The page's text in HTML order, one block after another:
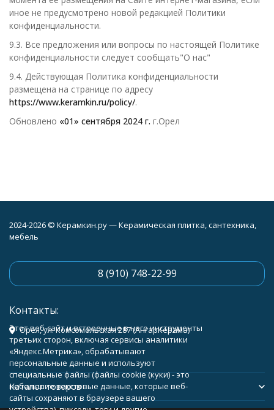
иное не предусмотрено новой редакцией Политики
конфиденциальности.
9.3. Все предложения или вопросы по настоящей Политике
конфиденциальности следует сообщать"О нас"
9.4. Действующая Политика конфиденциальности
размещена на странице по адресу
https://www.keramkin.ru/policy/.
Обновлено «01» сентября 2024 г. г.Орел
2024-2026 © Керамкин.ру — Керамическая плитка, сантехника,
мебель
8 (910) 748-22-99
Контакты:
Орёл, ул. Комсомольская 287 (АнгарКерама)
Каталог товаров
Этот веб-сайт и встроенные в него инструменты
третьих сторон, включая сервисы аналитики
«Яндекс.Метрика», обрабатывают
персональные данные и используют
специальные файлы (файлы cookie (куки) - это
небольшие текстовые данные, которые веб-
сайты сохраняют в браузере вашего